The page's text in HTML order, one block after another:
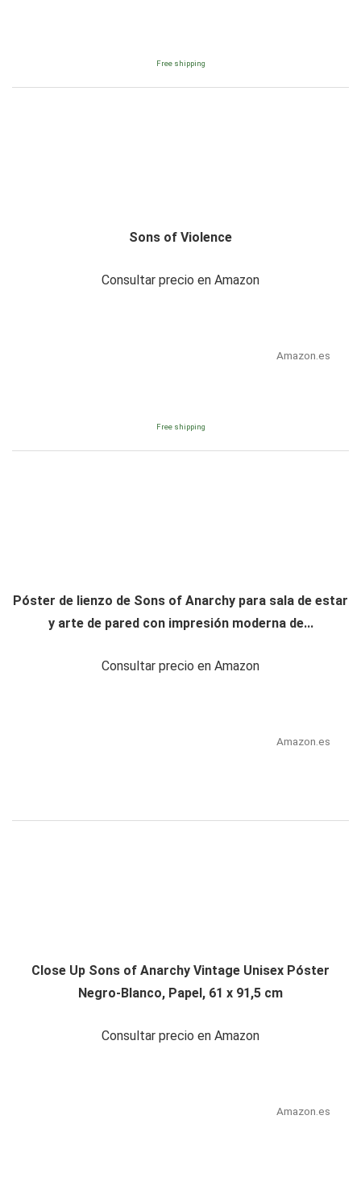
Free shipping
Sons of Violence
Consultar precio en Amazon
Amazon.es
Free shipping
Póster de lienzo de Sons of Anarchy para sala de estar
y arte de pared con impresión moderna de...
Consultar precio en Amazon
Amazon.es
Close Up Sons of Anarchy Vintage Unisex Póster
Negro-Blanco, Papel, 61 x 91,5 cm
Consultar precio en Amazon
Amazon.es